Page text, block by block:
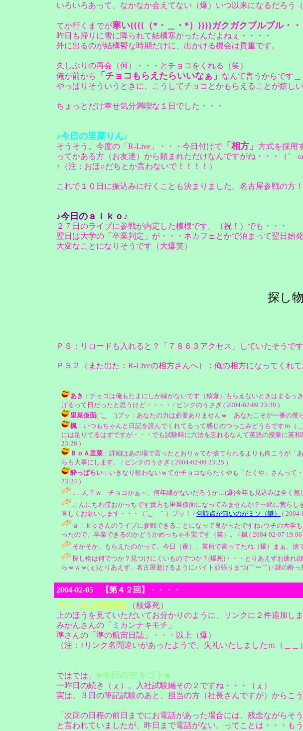
いろいろあって、なかなか会えてない（爆）いつ以来になるだろう（
てか行くまでが寒い{{{{（*・＿・*）}}}}ガクガクブルブル・・
昨日も帰りに雪に降られて結構寒かったんだよねぇ・・・・
外に出るのが結構鬱な時期だけに、出かける機会は貴重です。
久しぶりの再会（何）・・・とチョコをくれる（笑）
俺が前から
「チョコもらえたらいいなぁ」
なんて言うからです
やっぱりそういうときに、こうしてチョコとかもらえることが嬉しい
ちょっとだけ幸せ気分満喫な１日でした・・・
♪今日の里菜りん♪
そうそう。今度の「R-Live」・・・今日付けで「相方」 方式を採用
ってかある方（お友達）から頼まれただけなんですがね・・・（´ゝ
↑（注：おほ○だちとか言わないで！！！！）
これで１０日に振込みに行くことも決まりました。名古屋参戦の方
♪今日のａｉｋｏ♪
２７日のライブに参戦が内定した模様です。（祝！）でも・・・
翌日は大学の「卒業判定」が・・・ネカフェとかで泊まって翌日始
大変なことになりそうです（大爆笑）
探し物
ＰＳ：リロードも入れると？「７８６３アクセス」していたそうで
ＰＳ２（また出た：R-Liveの相方さんへ）：俺の相方になってくれ
あき ：チョコは俺もたまにしか縁がないです（核爆）もらえないときはまる
げるって日だったと思うけど・・・・ / ピンクのうさぎ ( 2004-02-09 23:30 )
里菜仮面( ´,_ゝ`)プッ：あなたの力は必要ありませんｗ あなたこそが一番の荒
楓 ：いつもちゃんと日記を読んでくれてるって感じのつっこみどうもですｍ
には足りてるはずですが・・・でも試験時に六法を忘れるなんて英語の授業に英
23:28 )
ＢｏＡ里菜 ：詳細はあの場で言ったとおりｗてか捨てられるよりも向こうが
らも大事にします。 / ピンクのうさぎ ( 2004-02-09 23:25 )
酔っぱらい ：いきなり歌わないｗてかチョコならたくやも「たくや」さんっ
23:24 )
↓…ん？ｗ チョコかぁ～、何年縁がないだろうか…(爆)今年も見込みは全く無
こんにちわ僕おかっちです貴方も里菜仮面になってみませんか？一緒に荒ら
宜しくお願いします・・・（´,_ゝ｀）プッ！ / 句読点が無いのがミソ（謎）
(
ａｉｋｏさんのライブに参戦できることになって良かったですね♪ウチの大学
ったので、卒業できるのかどうかめっちゃ不安です（笑）。 / 楓 ( 2004-02-07 19:06
そかそか、もらえたのかって、今日（夜）、某所で言ってたね（爆）まぁ、
探し物は何でつか？見つけにくいものでつか？(爆死)・・・とりあえずお疲
らｗｗｗ(ぇ)とりあえず、名古屋逝けるようにバイト頑張りまつ(￣ー￣) / 謎の酔っ
2004-02-05 【第４２回】・・・・
そういえば業務連絡 （核爆死）
上のほうを見ていただいてお分かりのように、リンクに２件追加しま
みかんさんの「ミカンナキモチ」
準さんの「準の航宙日誌」・・・以上（爆）
（注：↑リンク名間違いがあったようで。失礼いたしましたｍ（＿＿
ではでは、 ■今日のデキゴト■
一昨日の続き（ぇ）。入社試験編その２ですね・・・（ぇ）
実は、３日の筆記試験のあと、担当の方（社長さんですが）からこ
「次回の日程の前日までにお電話があった場合には、残念ながらそ
と言われていましたが、昨日まで電話がない。ってことは・・・も